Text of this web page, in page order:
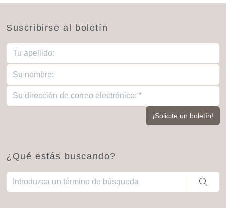
Suscribirse al boletín
¿Qué estás buscando?
Cuando hay resultados autocompletados, puedes utilizar